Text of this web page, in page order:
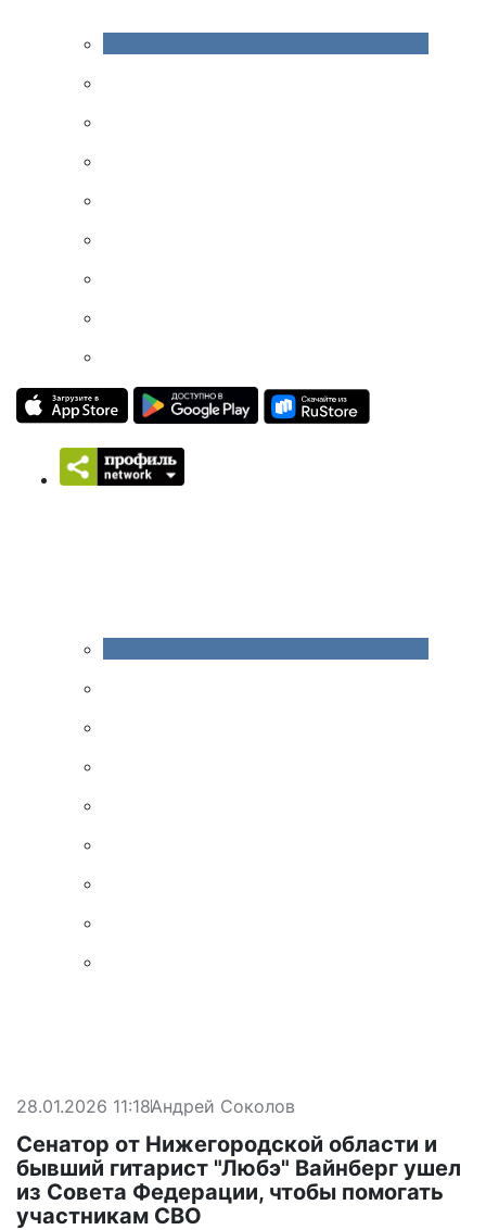
28.01.2026 11:18Андрей Соколов
Сенатор от Нижегородской области и
бывший гитарист "Любэ" Вайнберг ушел
из Совета Федерации, чтобы помогать
участникам СВО